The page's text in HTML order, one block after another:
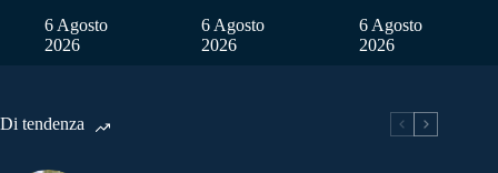
6 Agosto
2026
6 Agosto
2026
6 Agosto
2026
Di tendenza